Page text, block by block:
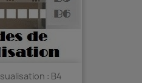
: B4